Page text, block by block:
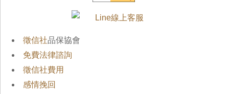
徵信社品保協會
免費法律諮詢
徵信社費用
感情挽回